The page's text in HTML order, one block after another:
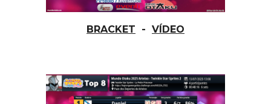
BRACKET - VÍDEO